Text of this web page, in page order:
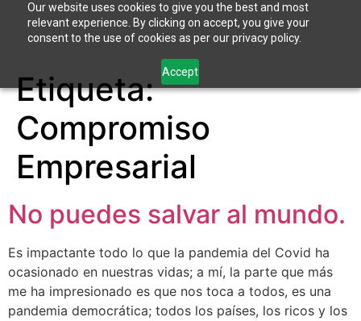
Our website uses cookies to give you the best and most
relevant experience. By clicking on accept, you give your
consent to the use of cookies as per our privacy policy.
Accept
Etiqueta:
Compromiso
Empresarial
No puedes salvar al mundo.
Es impactante todo lo que la pandemia del Covid ha
ocasionado en nuestras vidas; a mí, la parte que más
me ha impresionado es que nos toca a todos, es una
pandemia democrática; todos los países, los ricos y los